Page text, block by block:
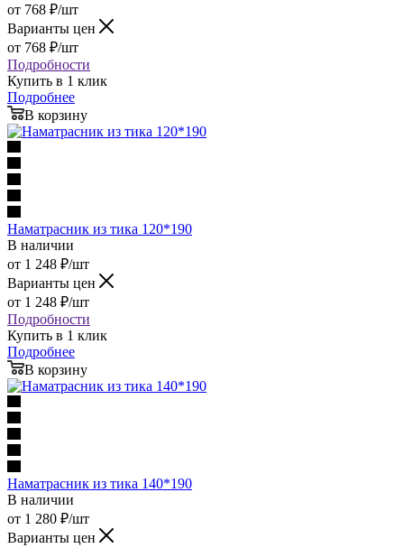
от 768 ₽/шт
Варианты цен
от 768 ₽/шт
Подробности
Купить в 1 клик
Подробнее
В корзину
Наматрасник из тика 120*190
В наличии
от 1 248 ₽/шт
Варианты цен
от 1 248 ₽/шт
Подробности
Купить в 1 клик
Подробнее
В корзину
Наматрасник из тика 140*190
В наличии
от 1 280 ₽/шт
Варианты цен